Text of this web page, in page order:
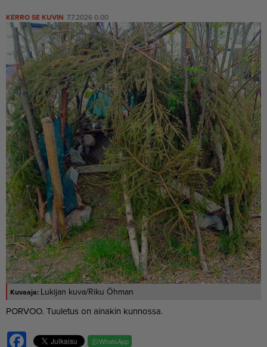
KERRO SE KUVIN 7.7.2026 0.00
Lukijan kuva/Riku Öhman
POR­VOO. Tuu­le­tus on ai­na­kin kun­nos­sa.
Facebook WhatsApp